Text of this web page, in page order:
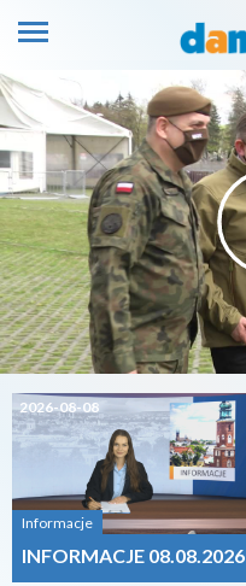
2026-08-08
Informacje
INFORMACJE 08.08.2026